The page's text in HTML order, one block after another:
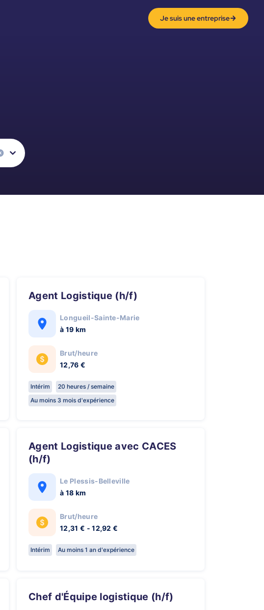
Je suis une entreprise
Agent Logistique (h/f)
Longueil-Sainte-Marie
à 19 km
Brut/heure
12,76 €
Intérim
20 heures / semaine
Au moins 3 mois d'expérience
Agent Logistique avec CACES
(h/f)
Le Plessis-Belleville
à 18 km
Brut/heure
12,31 € - 12,92 €
Intérim Au moins 1 an d'expérience
Chef d'Équipe logistique (h/f)